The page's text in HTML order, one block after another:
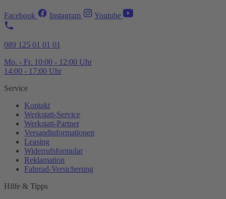
Facebook Instagram Youtube
089 125 01 01 01
Mo. - Fr. 10:00 - 12:00 Uhr
14:00 - 17:00 Uhr
Service
Kontakt
Werkstatt-Service
Werkstatt-Partner
Versandinformationen
Leasing
Widerrufsformular
Reklamation
Fahrrad-Versicherung
Hilfe & Tipps